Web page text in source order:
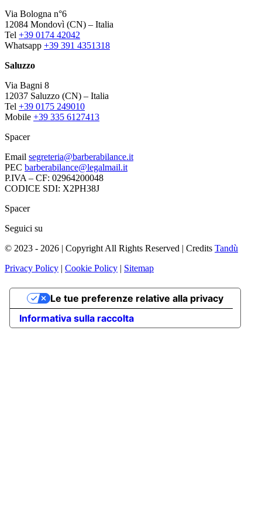
Via Bologna n°6
12084 Mondovì (CN) – Italia
Tel +39 0174 42042
Whatsapp +39 391 4351318
Saluzzo
Via Bagni 8
12037 Saluzzo (CN) – Italia
Tel +39 0175 249010
Mobile +39 335 6127413
Spacer
Email segreteria@barberabilance.it
PEC barberabilance@legalmail.it
P.IVA – CF: 02964200048
CODICE SDI: X2PH38J
Spacer
Seguici su
© 2023 - 2026 | Copyright All Rights Reserved | Credits Tandù
Privacy Policy | Cookie Policy | Sitemap
Informativa sulla raccolta
Le tue preferenze relative alla privacy